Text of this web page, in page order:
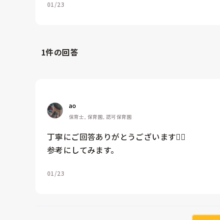
01/23
1件の回答
ao
保育士, 保育園, 認可保育園
丁寧にご回答ありがとうございます🙇‍♀️
参考にしてみます。
01/23